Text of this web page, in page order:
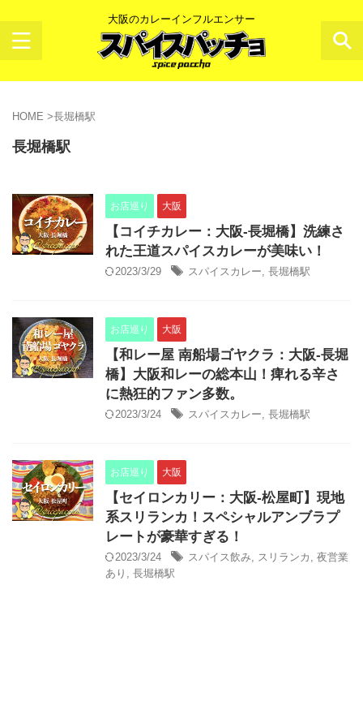
大阪のカレーインフルエンサー
HOME >長堀橋駅
長堀橋駅
お店巡り 大阪
【コイチカレー：大阪-長堀橋】洗練さ
れた王道スパイスカレーが美味い！
2023/3/29 スパイスカレー, 長堀橋駅
お店巡り 大阪
【和レー屋 南船場ゴヤクラ：大阪-長堀
橋】大阪和レーの総本山！痺れる辛さ
に熱狂的ファン多数。
2023/3/24 スパイスカレー, 長堀橋駅
お店巡り 大阪
【セイロンカリー：大阪-松屋町】現地
系スリランカ！スペシャルアンブラプ
レートが豪華すぎる！
2023/3/24 スパイス飲み, スリランカ , 夜営業
あり , 長堀橋駅